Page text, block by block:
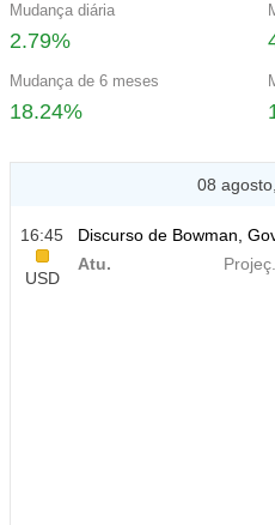
Mudança diária
2.79%
Mudança de 6 meses
18.24%
08
16:45
USD
Discurso de Bowman,
Atu.
Projeç.